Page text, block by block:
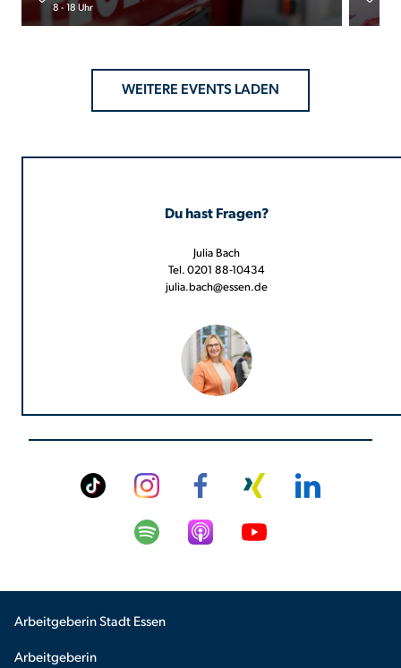
8 - 18 Uhr
WEITERE EVENTS LADEN
Du hast Fragen?
Julia Bach
Tel. 0201 88-10434
julia.bach@essen.de
Arbeitgeberin Stadt Essen
Arbeitgeberin